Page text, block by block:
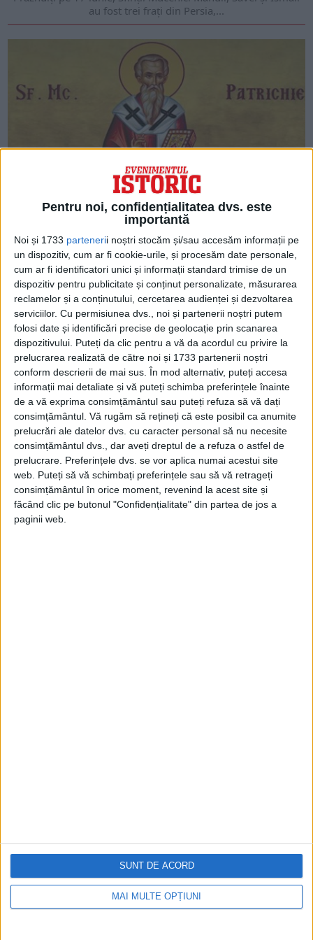
Pentru noi, confidențialitatea dvs. este
importantă
Noi și 1733 partenerii noștri stocăm și/sau accesăm informații pe
un dispozitiv, cum ar fi cookie-urile, și procesăm date personale,
cum ar fi identificatori unici și informații standard trimise de un
dispozitiv pentru publicitate și conținut personalizate, măsurarea
reclamelor și a conținutului, cercetarea audienței și dezvoltarea
serviciilor. Cu permisiunea dvs., noi și partenerii noștri putem
folosi date și identificări precise de geolocație prin scanarea
dispozitivului. Puteți da clic pentru a vă da acordul cu privire la
prelucrarea realizată de către noi și 1733 partenerii noștri
conform descrierii de mai sus. În mod alternativ, puteți accesa
informații mai detaliate și vă puteți schimba preferințele înainte
de a vă exprima consimțământul sau puteți refuza să vă dați
consimțământul. Vă rugăm să rețineți că este posibil ca anumite
prelucrări ale datelor dvs. cu caracter personal să nu necesite
consimțământul dvs., dar aveți dreptul de a refuza o astfel de
prelucrare. Preferințele dvs. se vor aplica numai acestui site
web. Puteți să vă schimbați preferințele sau să vă retrageți
consimțământul în orice moment, revenind la acest site și
făcând clic pe butonul "Confidențialitate" din partea de jos a
paginii web.
MAI MULTE OPȚIUNI
SUNT DE ACORD
au fost trei fraţi din Persia,...
ARTICOLE ONLINE
Mucenicul din apele termale
Prăznuit pe 19 mai, Sfântul Patrichie a vieţuit în secolul al IV-
lea şi a ajuns Episcop...
ARTICOLE ONLINE
Cel care a demolat-o pe Fortuna
Prăznuit pe 9 aprilie, Sfântul Mucenic Eupsihie s-a născut
către jumătatea veacului al III-lea, în Cezareea...
Cea mai mare revistă de istorie din Europa!.